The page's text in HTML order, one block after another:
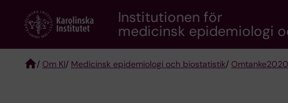
content
Institutionen för
medicinsk epidemiologi
/ Om KI/ Medicinsk epidemiologi och biostatistik/